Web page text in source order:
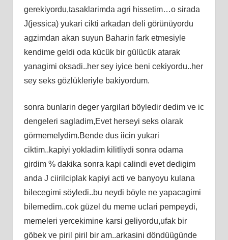
gerekiyordu,tasaklarimda agri hissetim…o sirada
J(jessica) yukari cikti arkadan deli görünüyordu
agzimdan akan suyun Baharin fark etmesiyle
kendime geldi oda kücük bir gülücük atarak
yanagimi oksadi..her sey iyice beni cekiyordu..her
sey seks gözlükleriyle bakiyordum.
sonra bunlarin deger yargilari böyledir dedim ve ic
dengeleri sagladim,Evet herseyi seks olarak
görmemelydim.Bende dus iicin yukari
ciktim..kapiyi yokladim kilitliydi sonra odama
girdim % dakika sonra kapi calindi evet dedigim
anda J ciirilciplak kapiyi acti ve banyoyu kulana
bilecegimi söyledi..bu neydi böyle ne yapacagimi
bilemedim..cok güzel du meme uclari pempeydi,
memeleri yercekimine karsi geliyordu,ufak bir
göbek ve piril piril bir am..arkasini döndüügünde